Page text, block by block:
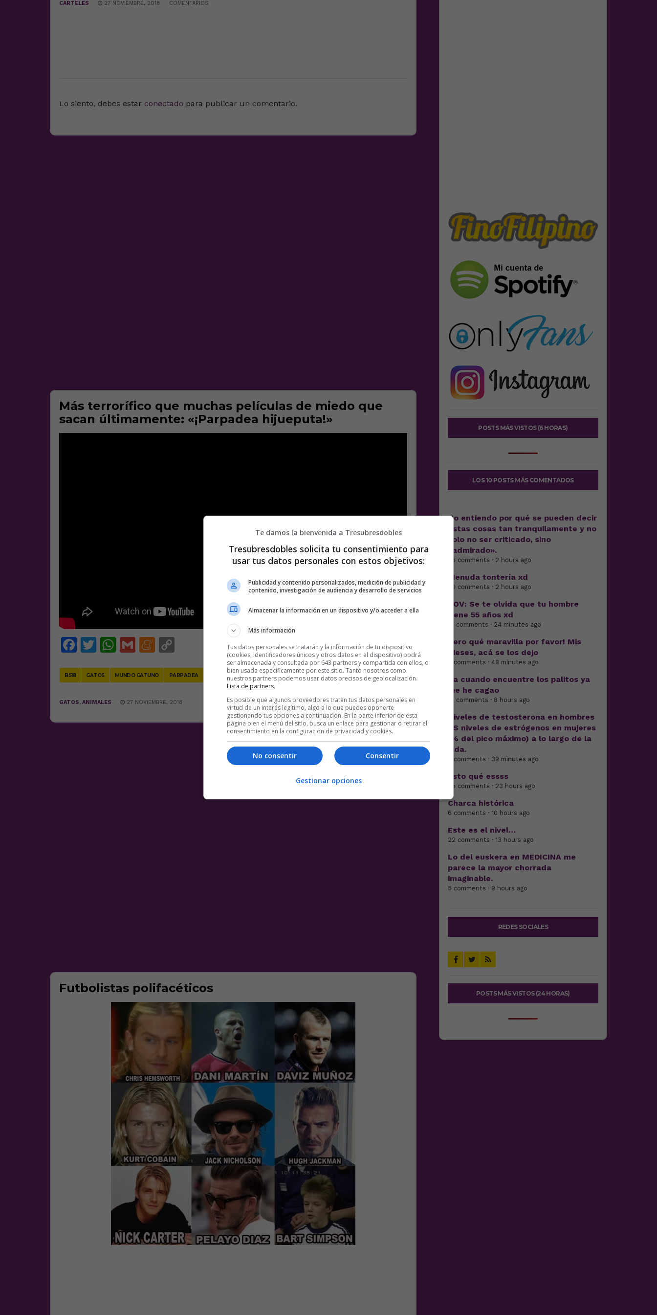
CARTELES 27 NOVIEMBRE, 2018 COMENTARIOS
Lo siento, debes estar conectado para publicar un comentario.
Más terrorífico que muchas películas de miedo que
sacan últimamente: «¡Parpadea hijueputa!»
Facebook
Twitter
WhatsApp
GmailMeneame
BS18 GATOS MUNDO GATUNO PARPADEA WTF 1 COMENTARIO
GATOS, ANIMALES 27 NOVIEMBRE, 2018
Futbolistas polifacéticos
POSTS MÁS VISTOS (6 HORAS)
LOS 10 POSTS MÁS COMENTADOS
No entiendo por qué se pueden decir
estas cosas tan tranquilamente y no
solo no ser criticado, sino
«admirado».
26 comments · 2 hours ago
Menuda tontería xd
40 comments · 2 hours ago
POV: Se te olvida que tu hombre
tiene 55 años xd
12 comments · 24 minutes ago
Pero qué maravilla por favor! Mis
dieses, acá se los dejo
5 comments · 48 minutes ago
Pa cuando encuentre los palitos ya
me he cagao
14 comments · 8 hours ago
Niveles de testosterona en hombres
VS niveles de estrógenos en mujeres
(% del pico máximo) a lo largo de la
vida.
8 comments · 39 minutes ago
Esto qué essss
25 comments · 23 hours ago
Charca histórica
6 comments · 10 hours ago
Este es el nivel…
22 comments · 13 hours ago
Lo del euskera en MEDICINA me
parece la mayor chorrada
imaginable.
5 comments · 9 hours ago
REDES SOCIALES
POSTS MÁS VISTOS (24 HORAS)
Te damos la bienvenida a Tresubresdobles
Tresubresdobles solicita tu consentimiento para
usar tus datos personales con estos objetivos:
Publicidad y contenido personalizados, medición de publicidad y
contenido, investigación de audiencia y desarrollo de servicios
Almacenar la información en un dispositivo y/o acceder a ella
Más información
Tus datos personales se tratarán y la información de tu dispositivo
(cookies, identificadores únicos y otros datos en el dispositivo) podrá
ser almacenada y consultada por 643 partners y compartida con ellos, o
bien usada específicamente por este sitio. Tanto nosotros como
nuestros partners podemos usar datos precisos de geolocalización.
Lista de partners.
Es posible que algunos proveedores traten tus datos personales en
virtud de un interés legítimo, algo a lo que puedes oponerte
gestionando tus opciones a continuación. En la parte inferior de esta
página o en el menú del sitio, busca un enlace para gestionar o retirar el
consentimiento en la configuración de privacidad y cookies.
Consentir
No consentir
Gestionar opciones